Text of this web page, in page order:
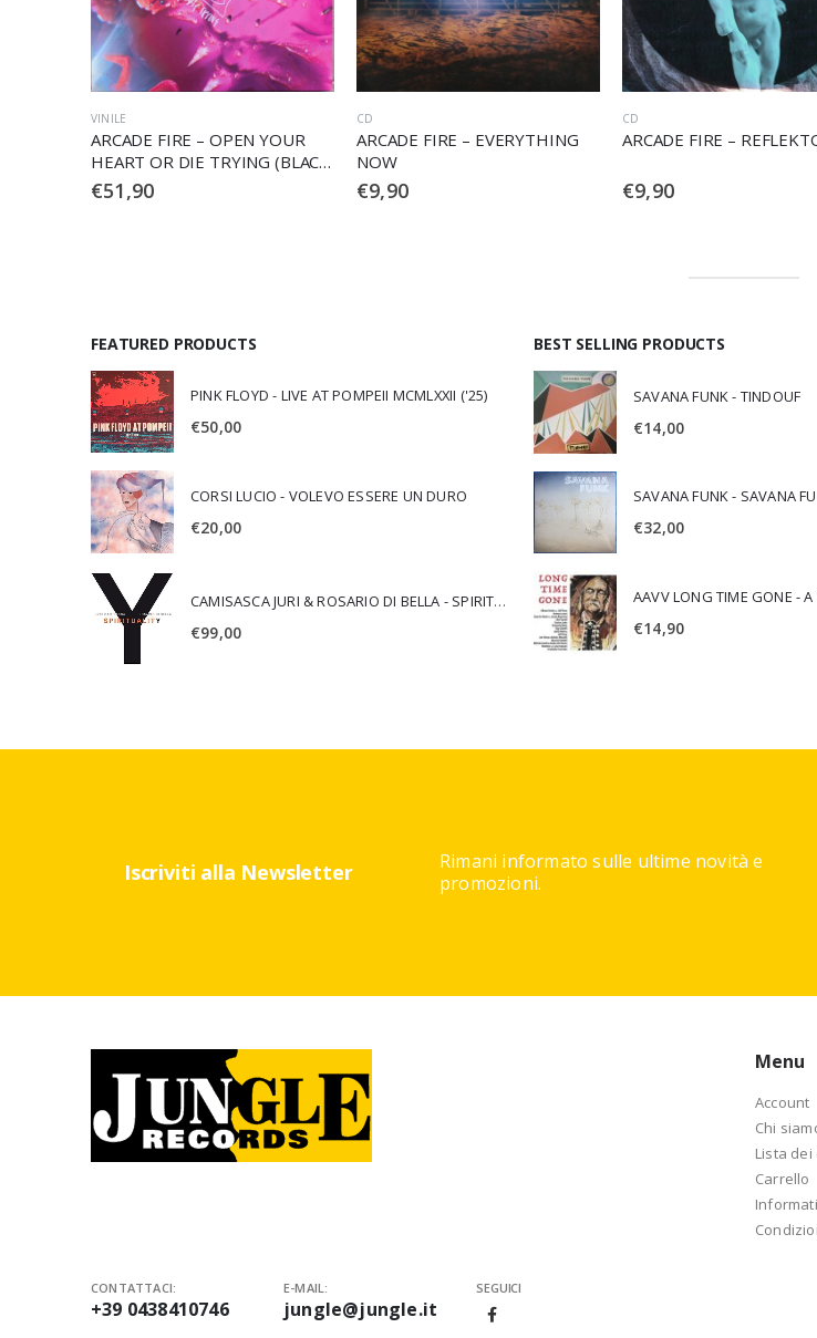
CD
ARCADE FIRE – EVERYTHING
NOW
€9,90
CD
ARCADE FIRE – REFLEKTOR
€9,90
CD
ARCADE FIRE – PINK
€19,90
FEATURED PRODUCTS
PINK FLOYD - LIVE AT POMPEII MCMLXXII ('25)
€50,00
CORSI LUCIO - VOLEVO ESSERE UN DURO
€20,00
CAMISASCA JURI & ROSARIO DI BELLA - SPIRITUALITY
€99,00
BEST SELLING PRODUCTS
SAVANA FUNK - TINDOUF
€14,00
SAVANA FUNK - SAVANA
€32,00
€14,90
Iscriviti alla Newsletter
Rimani informato sulle ultime novità e
promozioni.
CONTATTACI:
+39 0438410746
E-MAIL:
jungle@jungle.it
SEGUICI
Menu
Account
Chi
Lista
Carrello